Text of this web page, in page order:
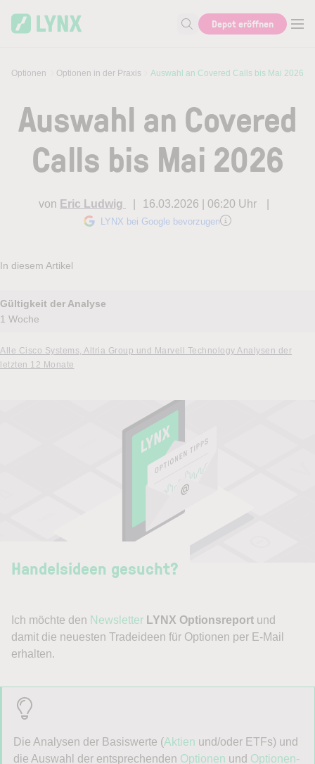
Suche nach Aktie, Autor...
Depot eröffnen
Optionen Optionen in der Praxis Auswahl an Covered Calls bis Mai 2026
Auswahl an Covered
Calls bis Mai 2026
von Eric Ludwig 16.03.2026 | 06:20 Uhr
LYNX bei Google bevorzugen
In diesem Artikel
Gültigkeit der Analyse
1 Woche
Alle Cisco Systems, Altria Group und Marvell Technology Analysen der
letzten 12 Monate
Handelsideen gesucht?
Ich möchte den Newsletter LYNX Optionsreport und
damit die neuesten Tradeideen für Optionen per E-Mail
erhalten.
Die Analysen der Basiswerte (Aktien und/oder ETFs) und
die Auswahl der entsprechenden Optionen und Optionen-